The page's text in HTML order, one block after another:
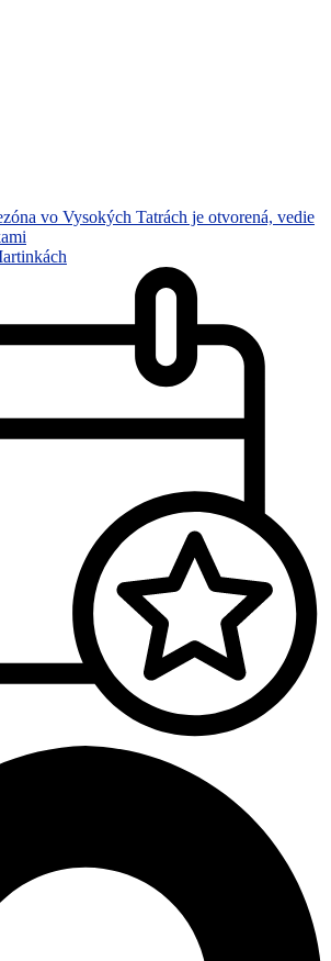
vo Vysokých Tatrách je otvorená, vedie